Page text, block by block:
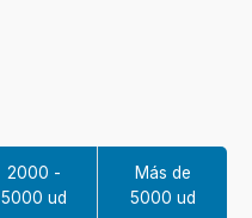
2000 -
5000 ud
Más de
5000 ud